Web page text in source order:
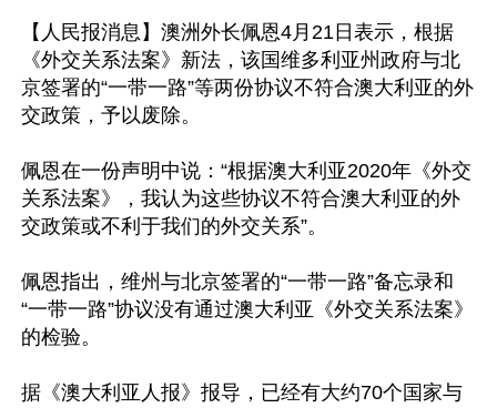
【人民报消息】澳洲外长佩恩4月21日表示，根据
《外交关系法案》新法，该国维多利亚州政府与北
京签署的“一带一路”等两份协议不符合澳大利亚的外
交政策，予以废除。
佩恩在一份声明中说：“根据澳大利亚2020年《外交
关系法案》，我认为这些协议不符合澳大利亚的外
交政策或不利于我们的外交关系”。
佩恩指出，维州与北京签署的“一带一路”备忘录和
“一带一路”协议没有通过澳大利亚《外交关系法案》
的检验。
据《澳大利亚人报》报导，已经有大约70个国家与